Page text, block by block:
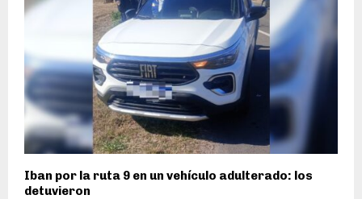
Iban por la ruta 9 en un vehículo adulterado: los
detuvieron